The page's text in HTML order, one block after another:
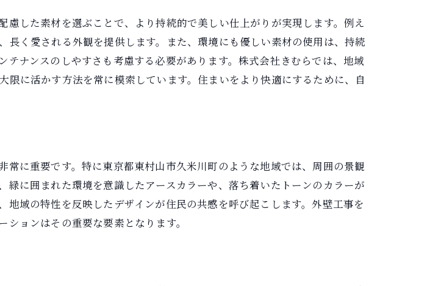
力
した素材を選ぶことで、より持続的で美しい仕上がりが実現します。例え
く愛される外観を提供します。また、環境にも優しい素材の使用は、持続
ナンスのしやすさも考慮する必要があります。株式会社きむらでは、地域
に活かす方法を常に模索しています。住まいをより快適にするために、自
に重要です。特に東京都東村山市久米川町のような地域では、周囲の景観
に囲まれた環境を意識したアースカラーや、落ち着いたトーンのカラーが
域の特性を反映したデザインが住民の共感を呼び起こします。外壁工事を
ョンはその重要な要素となります。